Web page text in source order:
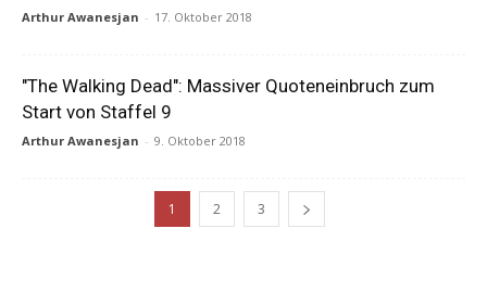
Arthur Awanesjan - 17. Oktober 2018
"The Walking Dead": Massiver Quoteneinbruch zum
Start von Staffel 9
Arthur Awanesjan - 9. Oktober 2018
1 2 3